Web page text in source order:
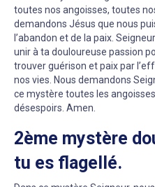
toutes nos angoisses, toutes
demandons Jésus que nous
l’abandon et de la paix.
unir à ta douloureuse passion
trouver guérison et paix par
nos vies. Nous demandons
ce mystère toutes les
désespoirs. Amen.
2ème mystère
tu es flagellé.